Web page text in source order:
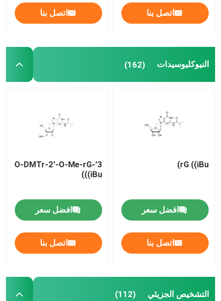
اتصل بنا اتصل بنا
النيوكليوسيدات (162)
rG ((iBu)
افضل سعر
اتصل بنا
3'-O-DMTr-2'-O-Me-rG
((iBu)
افضل سعر
اتصل بنا
التشخيص الجزيئي (112)